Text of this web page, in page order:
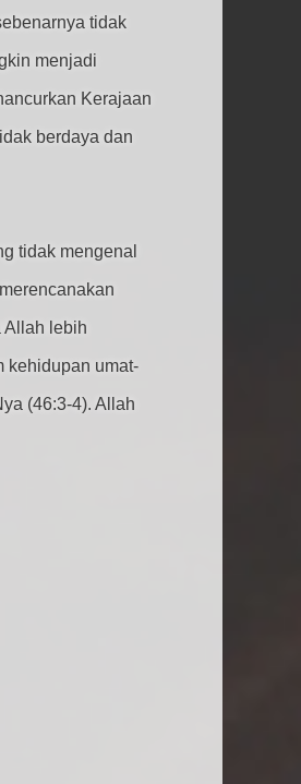
tidak
menjadi
Kerajaan
berdaya dan
tidak mengenal
Allah lebih
kehidupan umat-
(46:3-4). Allah